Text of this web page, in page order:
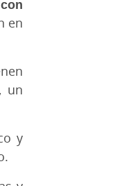
en
un
y